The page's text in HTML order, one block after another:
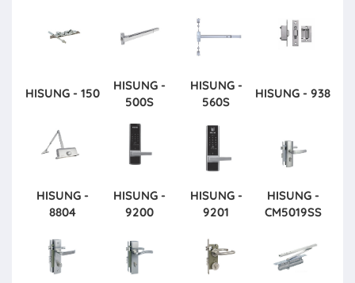
HISUNG - 150
HISUNG -
500S
HISUNG -
560S
HISUNG - 938
HISUNG -
8804
HISUNG -
9200
HISUNG -
9201
HISUNG -
CM5019SS